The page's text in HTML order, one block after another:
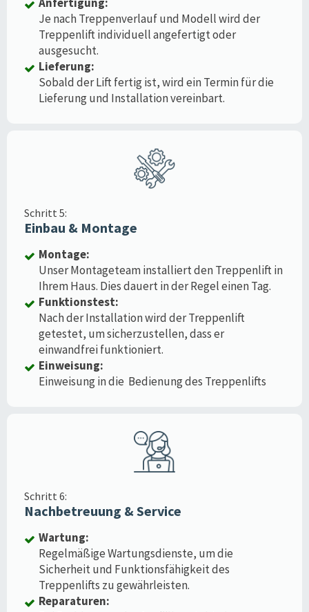
Je nach Treppenverlauf und Modell wird der
Treppenlift individuell angefertigt oder
ausgesucht.
Lieferung:
Sobald der Lift fertig ist, wird ein Termin für die
Lieferung und Installation vereinbart.
Schritt 5:
Einbau & Montage
Montage:
Unser Montageteam installiert den Treppenlift in
Ihrem Haus. Dies dauert in der Regel einen Tag.
Funktionstest:
Nach der Installation wird der Treppenlift
getestet, um sicherzustellen, dass er
einwandfrei funktioniert.
Einweisung:
Einweisung in die Bedienung des Treppenlifts
Schritt 6:
Nachbetreuung & Service
Wartung:
Regelmäßige Wartungsdienste, um die
Sicherheit und Funktionsfähigkeit des
Treppenlifts zu gewährleisten.
Reparaturen: